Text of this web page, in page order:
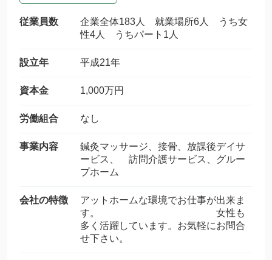
従業員数
企業全体183人 就業場所6人 うち女
性4人 うちパート1人
設立年 平成21年
資本金 1,000万円
労働組合 なし
事業内容
鍼灸マッサージ、接骨、放課後デイサ
ービス、 訪問介護サービス、グルー
プホーム
会社の特徴
アットホームな環境でお仕事が出来ま
す。 女性も
多く活躍しています。お気軽にお問合
せ下さい。